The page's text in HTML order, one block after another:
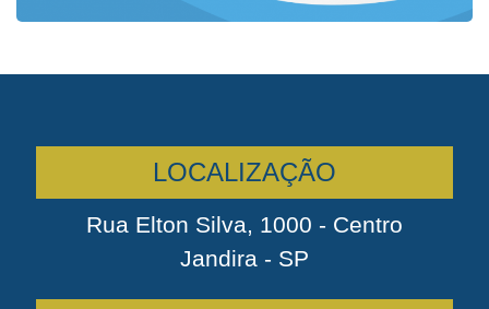
LOCALIZAÇÃO
Rua Elton Silva, 1000 - Centro
Jandira - SP